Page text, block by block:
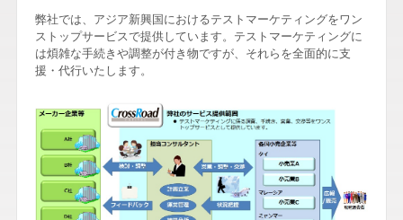
弊社では、アジア新興国におけるテストマーケティングをワン
ストップサービスで提供しています。テストマーケティングに
は煩雑な手続きや調整が付き物ですが、それらを全面的に支
援・代行いたします。